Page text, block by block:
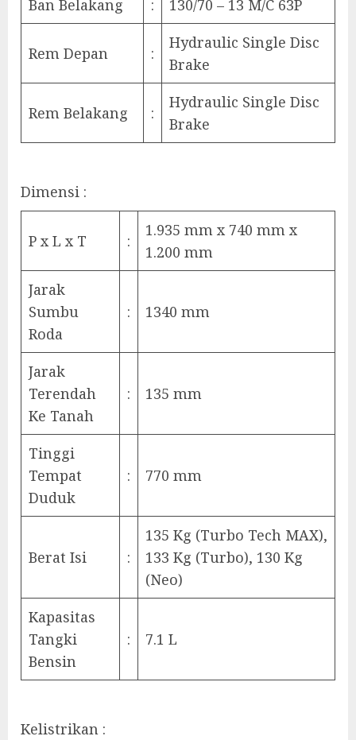
Ban Belakang : 130/70 – 13 M/C 63P
Rem Depan :
Hydraulic Single Disc
Brake
Rem Belakang :
Hydraulic Single Disc
Brake
Dimensi :
P x L x T :
1.935 mm x 740 mm x
1.200 mm
Jarak
Sumbu
Roda
: 1340 mm
Jarak
Terendah
Ke Tanah
: 135 mm
Tinggi
Tempat
Duduk
: 770 mm
Berat Isi :
135 Kg (Turbo Tech MAX),
133 Kg (Turbo), 130 Kg
(Neo)
Kapasitas
Tangki
Bensin
: 7.1 L
Kelistrikan :